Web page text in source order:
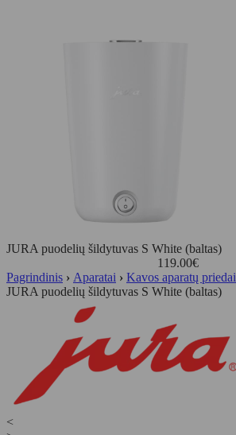
JURA puodelių šildytuvas S White (baltas)
119.00€
Pagrindinis › Aparatai › Kavos aparatų priedai
JURA puodelių šildytuvas S White (baltas)
<